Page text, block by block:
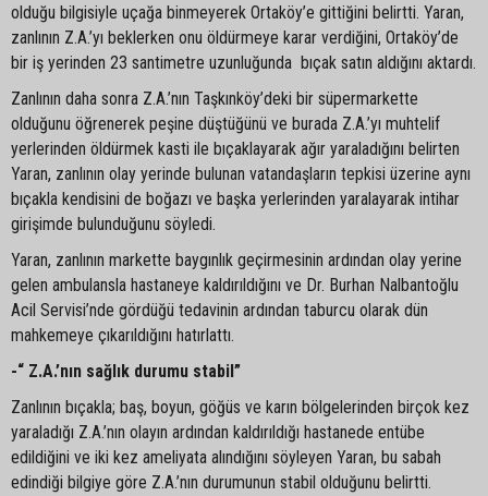
olduğu bilgisiyle uçağa binmeyerek Ortaköy’e gittiğini belirtti. Yaran,
zanlının Z.A.’yı beklerken onu öldürmeye karar verdiğini, Ortaköy’de
bir iş yerinden 23 santimetre uzunluğunda bıçak satın aldığını aktardı.
Zanlının daha sonra Z.A.’nın Taşkınköy’deki bir süpermarkette
olduğunu öğrenerek peşine düştüğünü ve burada Z.A.’yı muhtelif
yerlerinden öldürmek kasti ile bıçaklayarak ağır yaraladığını belirten
Yaran, zanlının olay yerinde bulunan vatandaşların tepkisi üzerine aynı
bıçakla kendisini de boğazı ve başka yerlerinden yaralayarak intihar
girişimde bulunduğunu söyledi.
Yaran, zanlının markette baygınlık geçirmesinin ardından olay yerine
gelen ambulansla hastaneye kaldırıldığını ve Dr. Burhan Nalbantoğlu
Acil Servisi’nde gördüğü tedavinin ardından taburcu olarak dün
mahkemeye çıkarıldığını hatırlattı.
-“ Z.A.’nın sağlık durumu stabil”
Zanlının bıçakla; baş, boyun, göğüs ve karın bölgelerinden birçok kez
yaraladığı Z.A.’nın olayın ardından kaldırıldığı hastanede entübe
edildiğini ve iki kez ameliyata alındığını söyleyen Yaran, bu sabah
edindiği bilgiye göre Z.A.’nın durumunun stabil olduğunu belirtti.